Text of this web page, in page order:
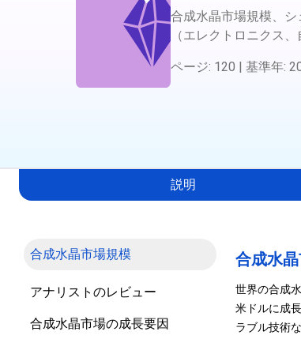
合成水晶市場規模、
（エレクトロニクス
ページ: 120 基準年:
説明
合成水晶市場規模
アナリストのレビュー
合成水晶市場の成長要因
合成水
世界の合成
米ドルに成
ラブル技術